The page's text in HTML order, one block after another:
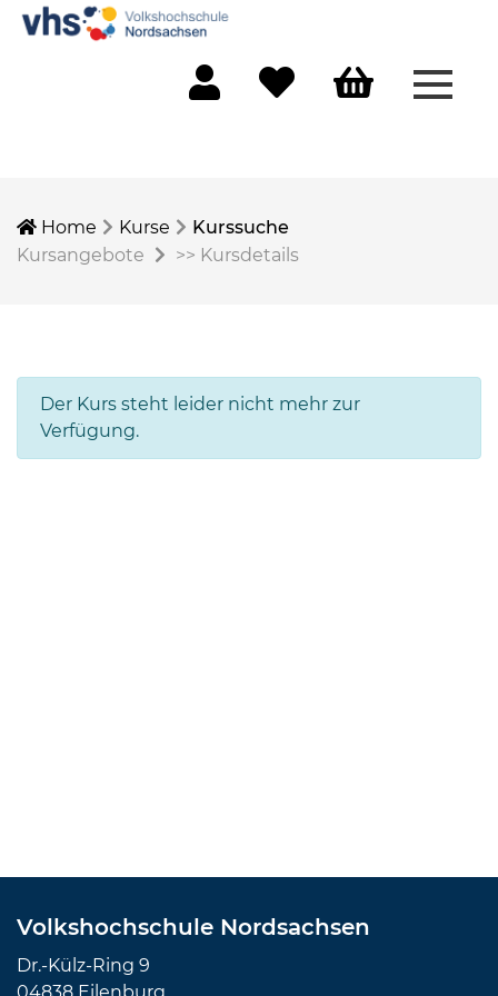
Home Kurse
Kurssuche
Kursangebote
>> Kursdetails
Der Kurs steht leider nicht mehr zur
Verfügung.
Volkshochschule Nordsachsen
Dr.-Külz-Ring 9